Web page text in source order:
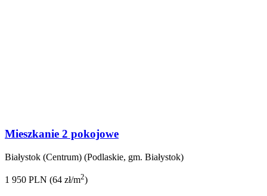
Mieszkanie 2 pokojowe
Białystok (Centrum) (Podlaskie, gm. Białystok)
1 950 PLN (64 zł/m2)